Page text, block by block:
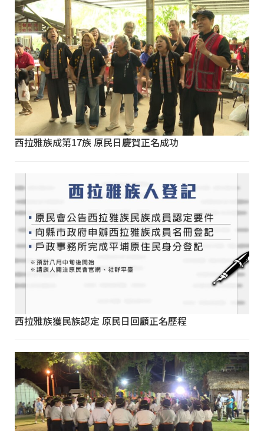
西拉雅族成第17族 原民日慶賀正名成功
西拉雅族獲民族認定 原民日回顧正名歷程